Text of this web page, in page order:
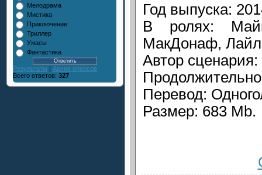
Мелодрама
Мистика
Приключение
Триллер
Ужасы
Фантастика
Результаты | Архив опросов
Всего ответов: 327
Год выпуска:
В ролях:
МакДонаф,
Автор
Перевод:
Размер: 683 Mb.